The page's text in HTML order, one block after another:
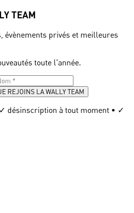
TEAM
évènements privés et meilleures
toute l'année.
REJOINS LA WALLY TEAM
désinscription à tout moment • ✓